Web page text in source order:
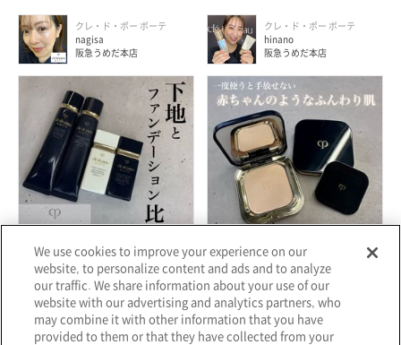
クレ・ド・ポー ボーテ
nagisa
阪急うめだ本店
2025.04.21
人気の下地とファンデーションをご
購入で、ルセラムⅡ(7ml)レプリカを
セットでお試し頂けるキットのご紹
介です！ ぜひ、肌悩み別にお選びく
クレ・ド・ポー ボーテ
hinano
阪急うめだ本店
2024.12.28
話題のクレ・ド・ポー ボーテの薄型
コンパクトのお気に入りポイントを
ご紹介いたします♪ 小さなバックに
も入るコンパクトさはもちろんです
We use cookies to improve your experience on our
website, to personalize content and ads and to analyze
our traffic. We share information about your use of our
website with our advertising and analytics partners, who
may combine it with other information that you have
provided to them or that they have collected from your